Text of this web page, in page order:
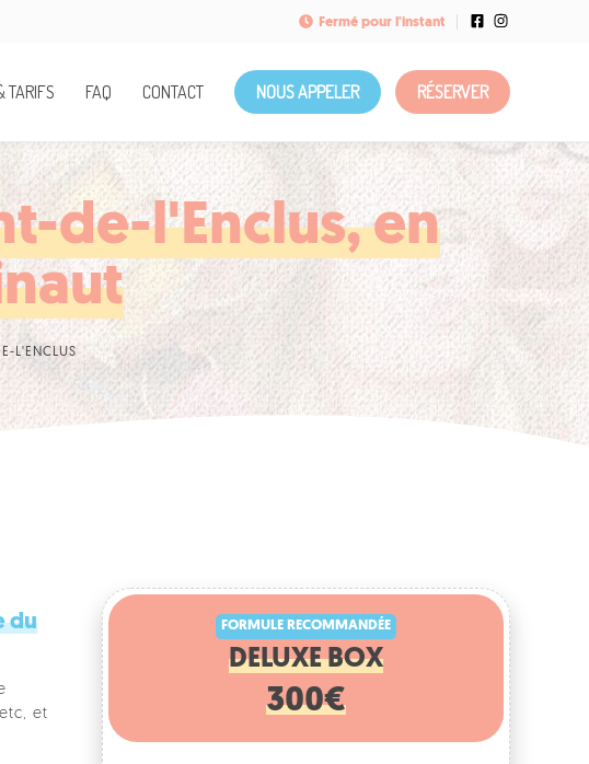
Fermé pour l'instant
TARIFS FAQ CONTACT NOUS APPELER RÉSERVER
de-l'Enclus, en
L'ENCLUS
du
et
FORMULE RECOMMANDÉE
DELUXE BOX
300€
400 impressions instantanées